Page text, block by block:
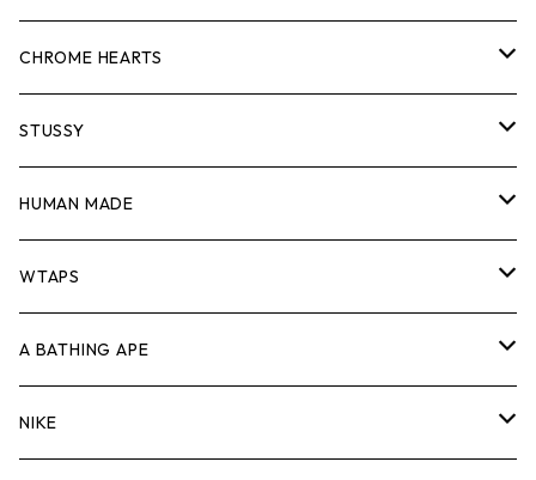
スウェット/ニット
シャツ
ジャケット
パンツ
キャップ・ハット
バッグ
ロンTEE
スウェット/ニット
シャツ
ジャケット
パンツ
キャップ・ハット
Tシャツ
ロンTEE
スウェット/ニット
シャツ
ジャケット
パンツ
CHROME HEARTS
Tシャツ
ロンTEE
スウェット/ニット
シャツ
ジャケット
STUSSY
Tシャツ
ロンTEE
スウェット/ニット
シャツ
HUMAN MADE
Tシャツ
ロンT
スウェット/ニット
WTAPS
Tシャツ
ロンTEE
A BATHING APE
Tシャツ
NIKE